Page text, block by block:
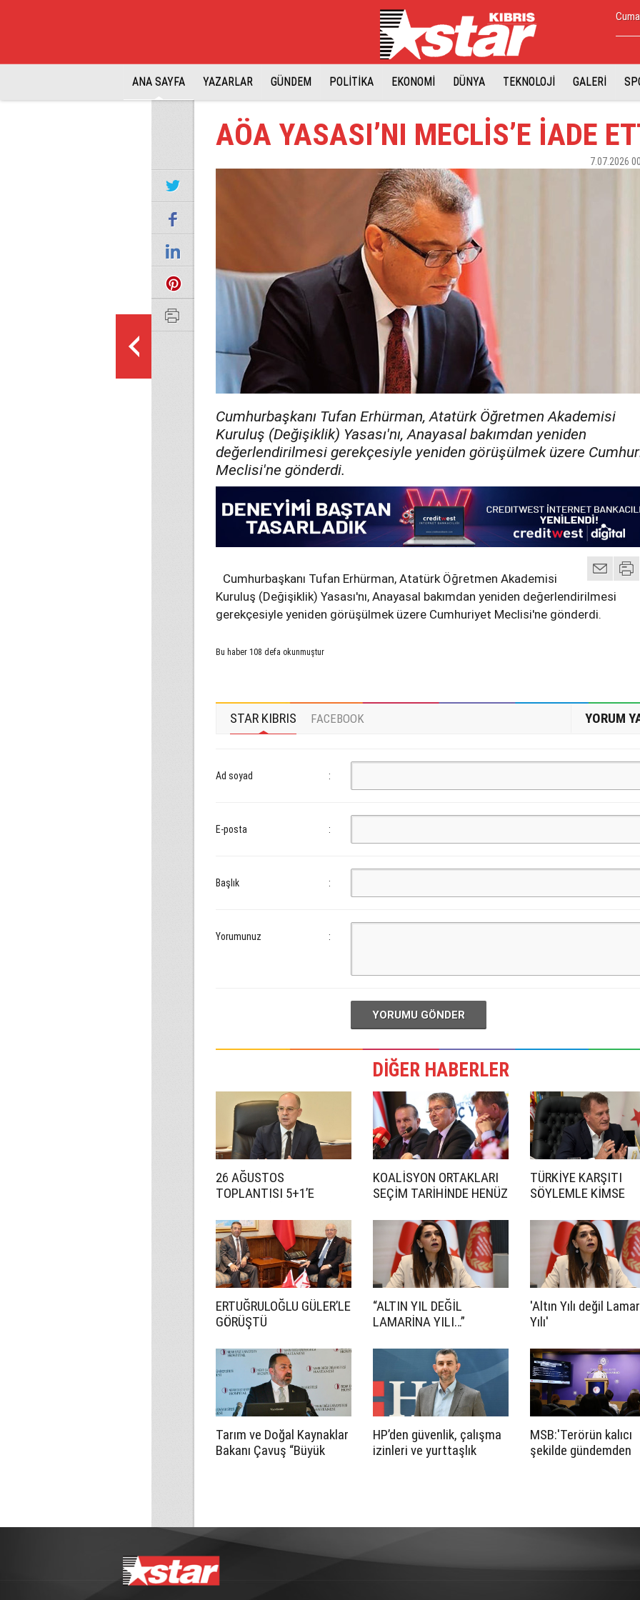
ANA SAYFA YAZARLAR GÜNDEM POLİTİKA EKONOMİ DÜNYA TEKNOLOJİ GALERİ
AÖA YASASI’NI MECLİS’E İADE
7.07.2026
Cumhurbaşkanı Tufan Erhürman, Atatürk Öğretmen Akademisi
Kuruluş (Değişiklik) Yasası'nı, Anayasal bakımdan yeniden
değerlendirilmesi gerekçesiyle yeniden görüşülmek üzere
Meclisi'ne gönderdi.
Cumhurbaşkanı Tufan Erhürman, Atatürk Öğretmen Akademisi
Kuruluş (Değişiklik) Yasası'nı, Anayasal bakımdan yeniden değerlendirilmesi
gerekçesiyle yeniden görüşülmek üzere Cumhuriyet Meclisi'ne gönderdi.
Bu haber 108 defa okunmuştur
STAR KIBRIS FACEBOOK YORUM
Ad soyad :
E-posta :
Başlık :
Yorumunuz :
YORUMU GÖNDER
DİĞER HABERLER
26 AĞUSTOS
TOPLANTISI 5+1’E
KOALİSYON ORTAKLARI
SEÇİM TARİHİNDE HENÜZ
TÜRKİYE KARŞITI
SÖYLEMLE KİMSE
ERTUĞRULOĞLU GÜLER’LE
GÖRÜŞTÜ
“ALTIN YIL DEĞİL
LAMARİNA YILI…”
'Altın Yılı değil
Yılı'
Tarım ve Doğal Kaynaklar
Bakanı Çavuş “Büyük
HP’den güvenlik, çalışma
izinleri ve yurttaşlık
MSB:'Terörün kalıcı
şekilde gündemden
önemli katkılar